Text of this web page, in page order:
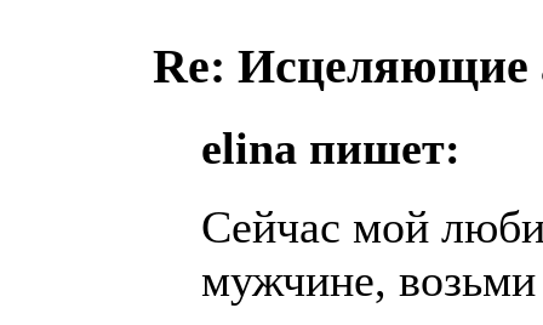
Re: Исцеляющие
elina пишет:
Сейчас мой
мужчине,